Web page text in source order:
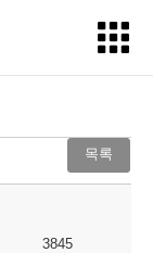
목록
3845